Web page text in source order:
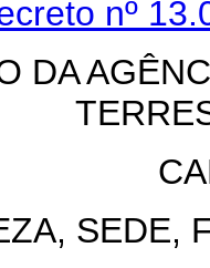
nº
DA
SEDE,